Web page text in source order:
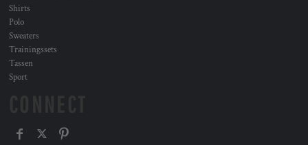
Shirts
Polo
Sweaters
Trainingssets
Tassen
Sport